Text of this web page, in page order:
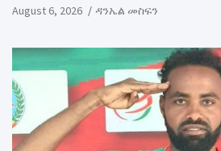
August 6, 2026 ዳንኤል መስፍን